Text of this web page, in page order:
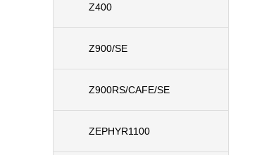
Z400
Z900/SE
Z900RS/CAFE/SE
ZEPHYR1100